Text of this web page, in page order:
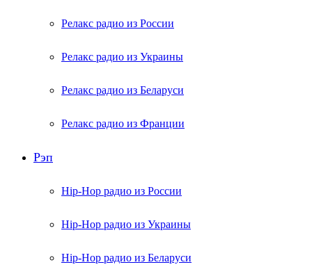
Релакс радио из России
Релакс радио из Украины
Релакс радио из Беларуси
Релакс радио из Франции
Рэп
Hip-Hop радио из России
Hip-Hop радио из Украины
Hip-Hop радио из Беларуси